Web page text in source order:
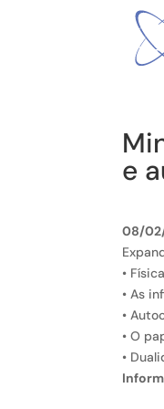
e
08/
•
• As
•
• O
•